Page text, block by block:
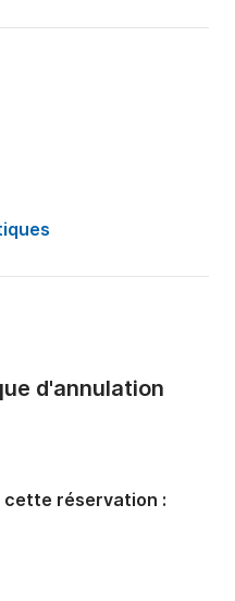
d'annulation
réservation :